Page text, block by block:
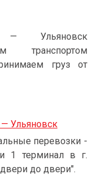
— Ульяновск
транспортом
груз от
Ульяновск
перевозки -
1 терминал в г.
до двери".